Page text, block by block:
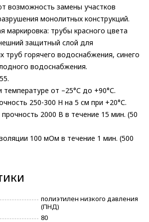
возможность замены участков
монолитных конструкций.
маркировка: трубы красного цвета
защитный слой для
труб горячего водоснабжения, синего
водоснабжения.
от –25°С до +90°С.
250-300 Н на 5 см при +20°С.
2000 В в течение 15 мин. (50
100 мОм в течение 1 мин. (500
полиэтилен низкого давления
(ПНД)
80